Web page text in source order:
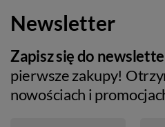
Newsletter
Zapisz się do
pierwsze zakupy!
nowościach i